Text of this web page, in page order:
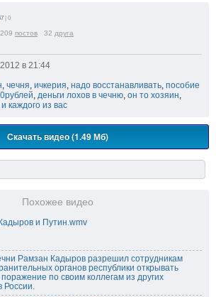
| 0
постов 32 друга
в 21:44
чечня ичкерия надо восстанавливать пособие
деньги лохов в чечню он то хозяин
каждого из вас
Скачать видео (1.49 Мб)
Похожее видео
и Путин.wmv
Рамзан Кадыров разрешил сотрудникам
органов республики открывать
поражение по своим коллегам из других
России.